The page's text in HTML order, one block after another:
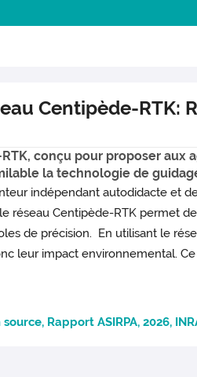
Centipède-
conçu pour proposer
la technologie de
indépendant autodidacte et
réseau Centipède-RTK permet
de précision. En utilisant le
leur impact environnemental.
Rapport ASIRPA, 2026,